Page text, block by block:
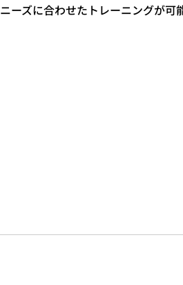
ニーズに合わせたトレーニングが可